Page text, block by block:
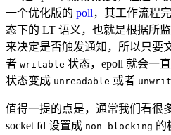
一个优化版的 poll，其工作流程
态下的 LT 语义，也就是根据所
来决定是否触发通知，所以只要
者 writable 状态，epoll 就会一
状态变成 unreadable 或者
值得一提的点是，通常我们看很
socket fd 设置成 non-blocking 的